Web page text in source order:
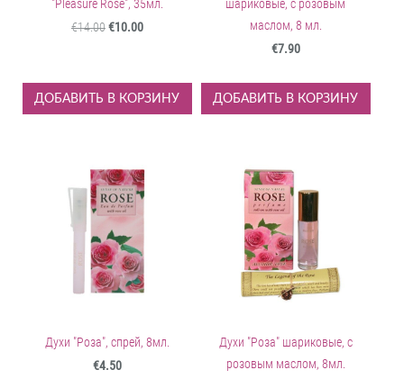
"Pleasure Rose", 35мл.
€14.00€10.00
ДОБАВИТЬ В КОРЗИНУ
шариковые, с розовым
маслом, 8 мл.
€7.90
ДОБАВИТЬ В КОРЗИНУ
Духи "Роза", спрей, 8мл.
€4.50
Духи "Роза" шариковые, с
розовым маслом, 8мл.